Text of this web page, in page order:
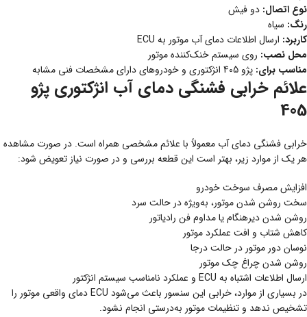
نوع اتصال: دو فیش
رنگ: سیاه
کاربرد: ارسال اطلاعات دمای آب موتور به ECU
محل نصب: روی سیستم خنک‌کننده موتور
مناسب برای: پژو 405 انژکتوری و خودروهای دارای مشخصات فنی مشابه
علائم خرابی فشنگی دمای آب انژکتوری پژو
405
خرابی فشنگی دمای آب معمولاً با علائم مشخصی همراه است. در صورت مشاهده
هر یک از موارد زیر، بهتر است این قطعه بررسی و در صورت نیاز تعویض شود:
افزایش مصرف سوخت خودرو
سخت روشن شدن موتور، به‌ویژه در حالت سرد
روشن شدن دیرهنگام یا مداوم فن رادیاتور
کاهش شتاب و افت عملکرد موتور
نوسان دور موتور در حالت درجا
روشن شدن چراغ چک موتور
ارسال اطلاعات اشتباه به ECU و عملکرد نامناسب سیستم انژکتور
در بسیاری از موارد، خرابی این سنسور باعث می‌شود ECU دمای واقعی موتور را
تشخیص ندهد و تنظیمات موتور به‌درستی انجام نشود.